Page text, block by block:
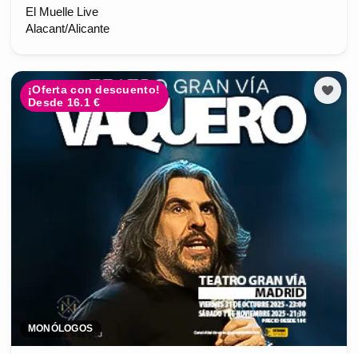
El Muelle Live
Alacant/Alicante
¡Oferta con descuento!
Desde 16.1 €
MONÓLOGOS